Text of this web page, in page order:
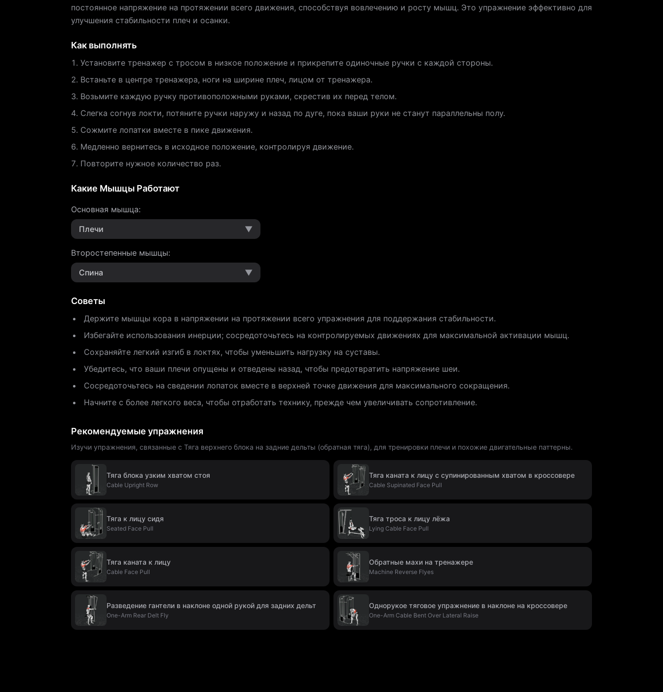
постоянное напряжение на протяжении всего движения, способствуя вовлечению и росту мышц. Это упражнение эффективно для
улучшения стабильности плеч и осанки.
Как выполнять
Установите тренажер с тросом в низкое положение и прикрепите одиночные ручки с каждой стороны.
Встаньте в центре тренажера, ноги на ширине плеч, лицом от тренажера.
Возьмите каждую ручку противоположными руками, скрестив их перед телом.
Слегка согнув локти, потяните ручки наружу и назад по дуге, пока ваши руки не станут параллельны полу.
Сожмите лопатки вместе в пике движения.
Медленно вернитесь в исходное положение, контролируя движение.
Повторите нужное количество раз.
Какие Мышцы Работают
Основная мышца:
Плечи
▼
Второстепенные мышцы:
Спина
▼
Советы
Держите мышцы кора в напряжении на протяжении всего упражнения для поддержания стабильности.
Избегайте использования инерции; сосредоточьтесь на контролируемых движениях для максимальной активации мышц.
Сохраняйте легкий изгиб в локтях, чтобы уменьшить нагрузку на суставы.
Убедитесь, что ваши плечи опущены и отведены назад, чтобы предотвратить напряжение шеи.
Сосредоточьтесь на сведении лопаток вместе в верхней точке движения для максимального сокращения.
Начните с более легкого веса, чтобы отработать технику, прежде чем увеличивать сопротивление.
Рекомендуемые упражнения
Изучи упражнения, связанные с Тяга верхнего блока на задние дельты (обратная тяга), для тренировки плечи и похожие двигательные паттерны.
Тяга блока узким хватом стоя
Cable Upright Row
Тяга каната к лицу с супинированным хватом в кроссовере
Cable Supinated Face Pull
Тяга к лицу сидя
Seated Face Pull
Тяга троса к лицу лёжа
Lying Cable Face Pull
Тяга каната к лицу
Cable Face Pull
Обратные махи на тренажере
Machine Reverse Flyes
Разведение гантели в наклоне одной рукой для задних дельт
One-Arm Rear Delt Fly
Однорукое тяговое упражнение в наклоне на кроссовере
One-Arm Cable Bent Over Lateral Raise